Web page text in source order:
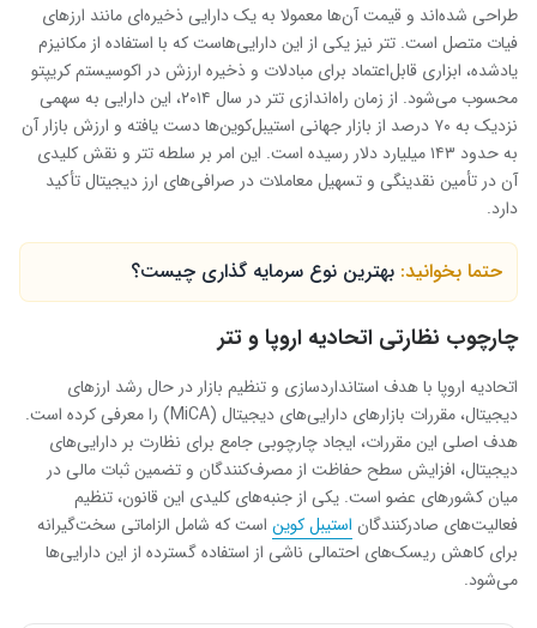
طراحی شده‌اند و قیمت آن‌ها معمولا به یک دارایی ذخیره‌ای مانند ارزهای
فیات متصل است. تتر نیز یکی از این دارایی‌هاست که با استفاده از مکانیزم
یادشده، ابزاری قابل‌اعتماد برای مبادلات و ذخیره ارزش در اکوسیستم کریپتو
محسوب می‌شود. از زمان راه‌اندازی تتر در سال ۲۰۱۴، این دارایی به سهمی
نزدیک به ۷۰ درصد از بازار جهانی استیبل‌کوین‌ها دست یافته و ارزش بازار آن
به حدود ۱۴۳ میلیارد دلار رسیده است. این امر بر سلطه تتر و نقش کلیدی
آن در تأمین نقدینگی و تسهیل معاملات در صرافی‌های ارز دیجیتال تأکید
دارد.
حتما بخوانید: بهترین نوع سرمایه گذاری چیست؟
چارچوب نظارتی اتحادیه اروپا و تتر
اتحادیه اروپا با هدف استانداردسازی و تنظیم بازار در حال رشد ارزهای
دیجیتال، مقررات بازارهای دارایی‌های دیجیتال (MiCA) را معرفی کرده است.
هدف اصلی این مقررات، ایجاد چارچوبی جامع برای نظارت بر دارایی‌های
دیجیتال، افزایش سطح حفاظت از مصرف‌کنندگان و تضمین ثبات مالی در
میان کشورهای عضو است. یکی از جنبه‌های کلیدی این قانون، تنظیم
فعالیت‌های صادرکنندگان استیبل‌ کوین است که شامل الزاماتی سخت‌گیرانه
برای کاهش ریسک‌های احتمالی ناشی از استفاده گسترده از این دارایی‌ها
می‌شود.